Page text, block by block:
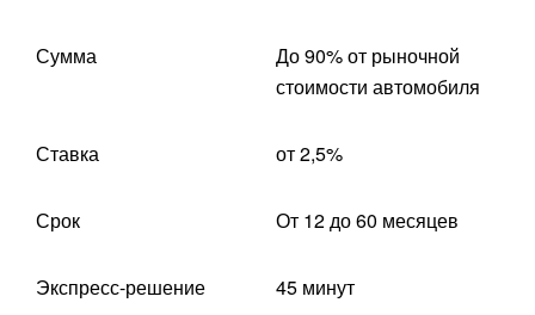
Сумма
До 90% от рыночной
стоимости автомобиля
Ставка от 2,5%
Срок От 12 до 60 месяцев
Экспресс-решение 45 минут